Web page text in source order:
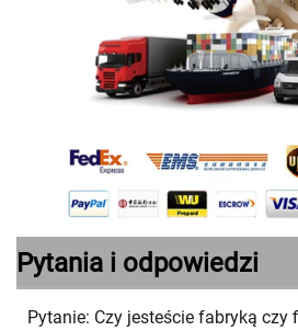
Pytania i odpowiedzi
Pytanie: Czy jesteście fabryką czy